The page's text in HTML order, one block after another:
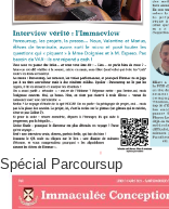
Spécial Parcoursup